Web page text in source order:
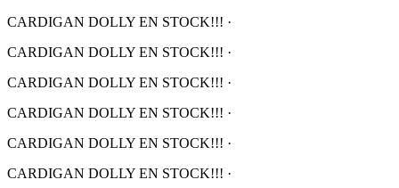
CARDIGAN DOLLY EN STOCK!!! ·
CARDIGAN DOLLY EN STOCK!!! ·
CARDIGAN DOLLY EN STOCK!!! ·
CARDIGAN DOLLY EN STOCK!!! ·
CARDIGAN DOLLY EN STOCK!!! ·
CARDIGAN DOLLY EN STOCK!!! ·